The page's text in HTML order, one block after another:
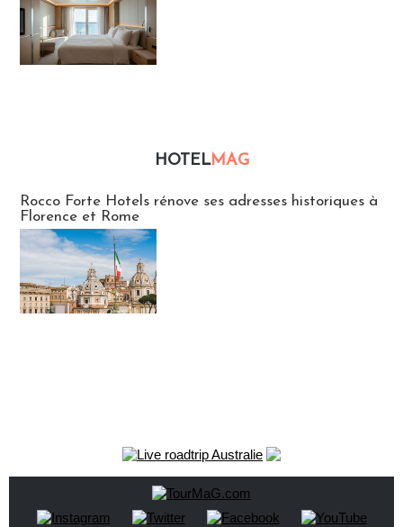
HOTELMAG
Rocco Forte Hotels rénove ses adresses historiques à
Florence et Rome